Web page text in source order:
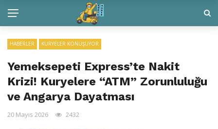
HABERLER KURYELER KONUŞUYOR
Yemeksepeti Express’te Nakit
Krizi! Kuryelere “ATM” Zorunluluğu
ve Angarya Dayatması
20 Mayıs 2026 2432